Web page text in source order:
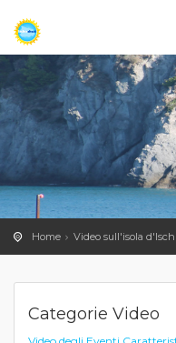
Home Video sull'isola
Categorie Video